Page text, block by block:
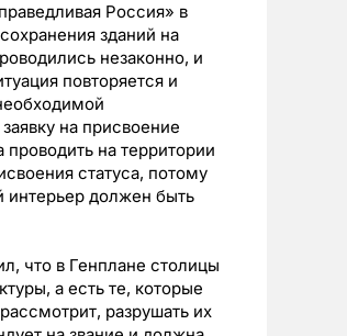
Россия» в
зданий на
незаконно, и
повторяется и
на присвоение
проводить на территории
статуса, потому
интерьер должен быть
что в Генплане столицы
а есть те, которые
разрушать их